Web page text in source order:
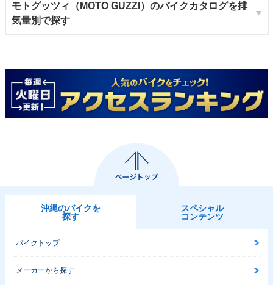
モトグッツィ（MOTO GUZZI）のバイクカタログを排
気量別で探す
沖縄のバイクを
探す
スペシャル
コンテンツ
バイクトップ
メーカーから探す